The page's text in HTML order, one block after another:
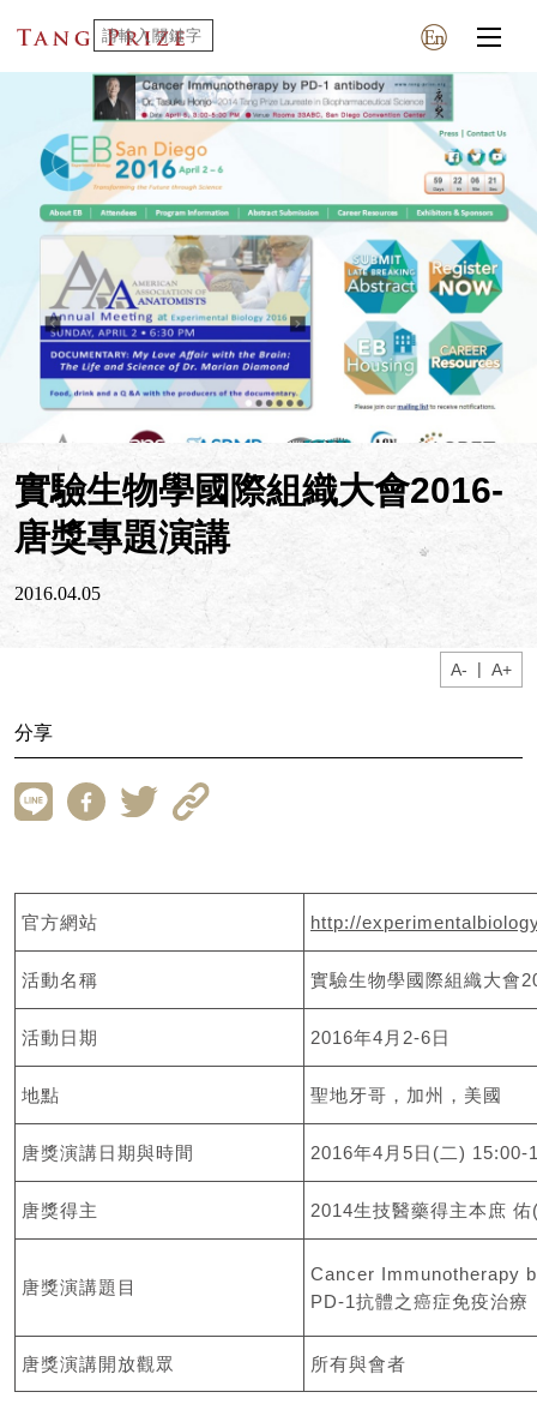
實驗生物學國際組織大會2016-
唐獎專題演講
2016.04.05
A- | A+
分享
官方網站 http://
活動名稱 實驗生物學國際組織大會
活動日期 2016年4月2-6日
地點 聖地牙哥，加州，美國
唐獎演講日期與時間 2016年4月5日(二) 15:00-
唐獎得主 2014生技醫藥得主本庶
唐獎演講題目
Cancer Immunotherapy
PD-1抗體之癌症免疫治療
唐獎演講開放觀眾 所有與會者